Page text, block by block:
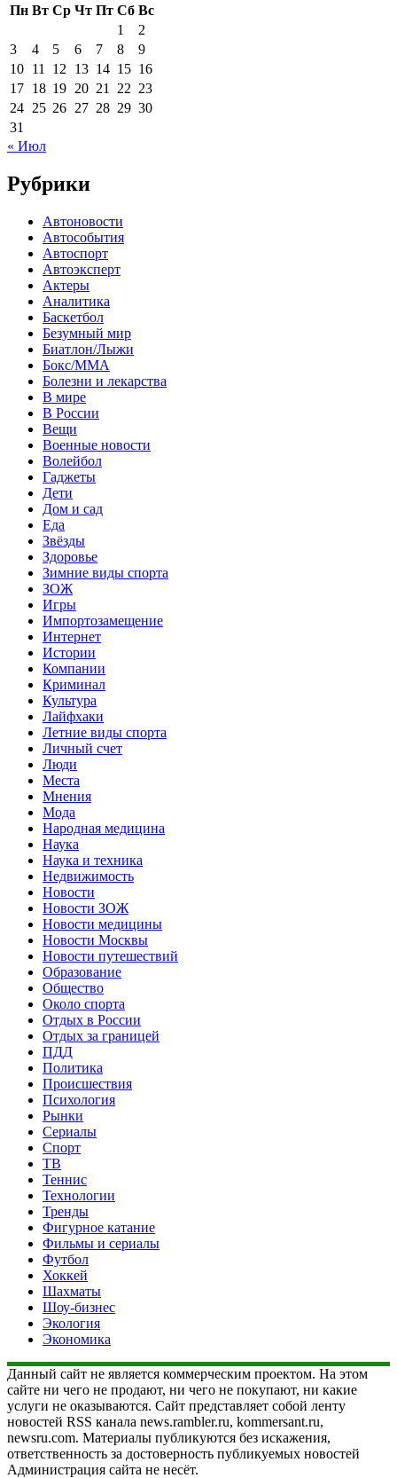
Пн Вт Ср Чт Пт Сб Вс
1
2
3
4 5 6 7 8
9
10 11 12 13 14 15 16
17 18 19 20 21 22 23
24 25 26 27 28 29 30
31
« Июл
Рубрики
Автоновости
Автособытия
Автоспорт
Автоэксперт
Актеры
Аналитика
Баскетбол
Безумный мир
Биатлон/Лыжи
Бокс/MMA
Болезни и лекарства
В мире
В России
Вещи
Военные новости
Волейбол
Гаджеты
Дети
Дом и сад
Еда
Звёзды
Здоровье
Зимние виды спорта
ЗОЖ
Игры
Импортозамещение
Интернет
Истории
Компании
Криминал
Культура
Лайфхаки
Летние виды спорта
Личный счет
Люди
Места
Мнения
Мода
Народная медицина
Наука
Наука и техника
Недвижимость
Новости
Новости ЗОЖ
Новости медицины
Новости Москвы
Новости путешествий
Образование
Общество
Около спорта
Отдых в России
Отдых за границей
ПДД
Политика
Происшествия
Психология
Рынки
Сериалы
Спорт
ТВ
Теннис
Технологии
Тренды
Фигурное катание
Фильмы и сериалы
Футбол
Хоккей
Шахматы
Шоу-бизнес
Экология
Экономика
Данный сайт не является коммерческим проектом. На этом
сайте ни чего не продают, ни чего не покупают, ни какие
услуги не оказываются. Сайт представляет собой ленту
новостей RSS канала news.rambler.ru, kommersant.ru,
newsru.com. Материалы публикуются без искажения,
ответственность за достоверность публикуемых новостей
Администрация сайта не несёт.